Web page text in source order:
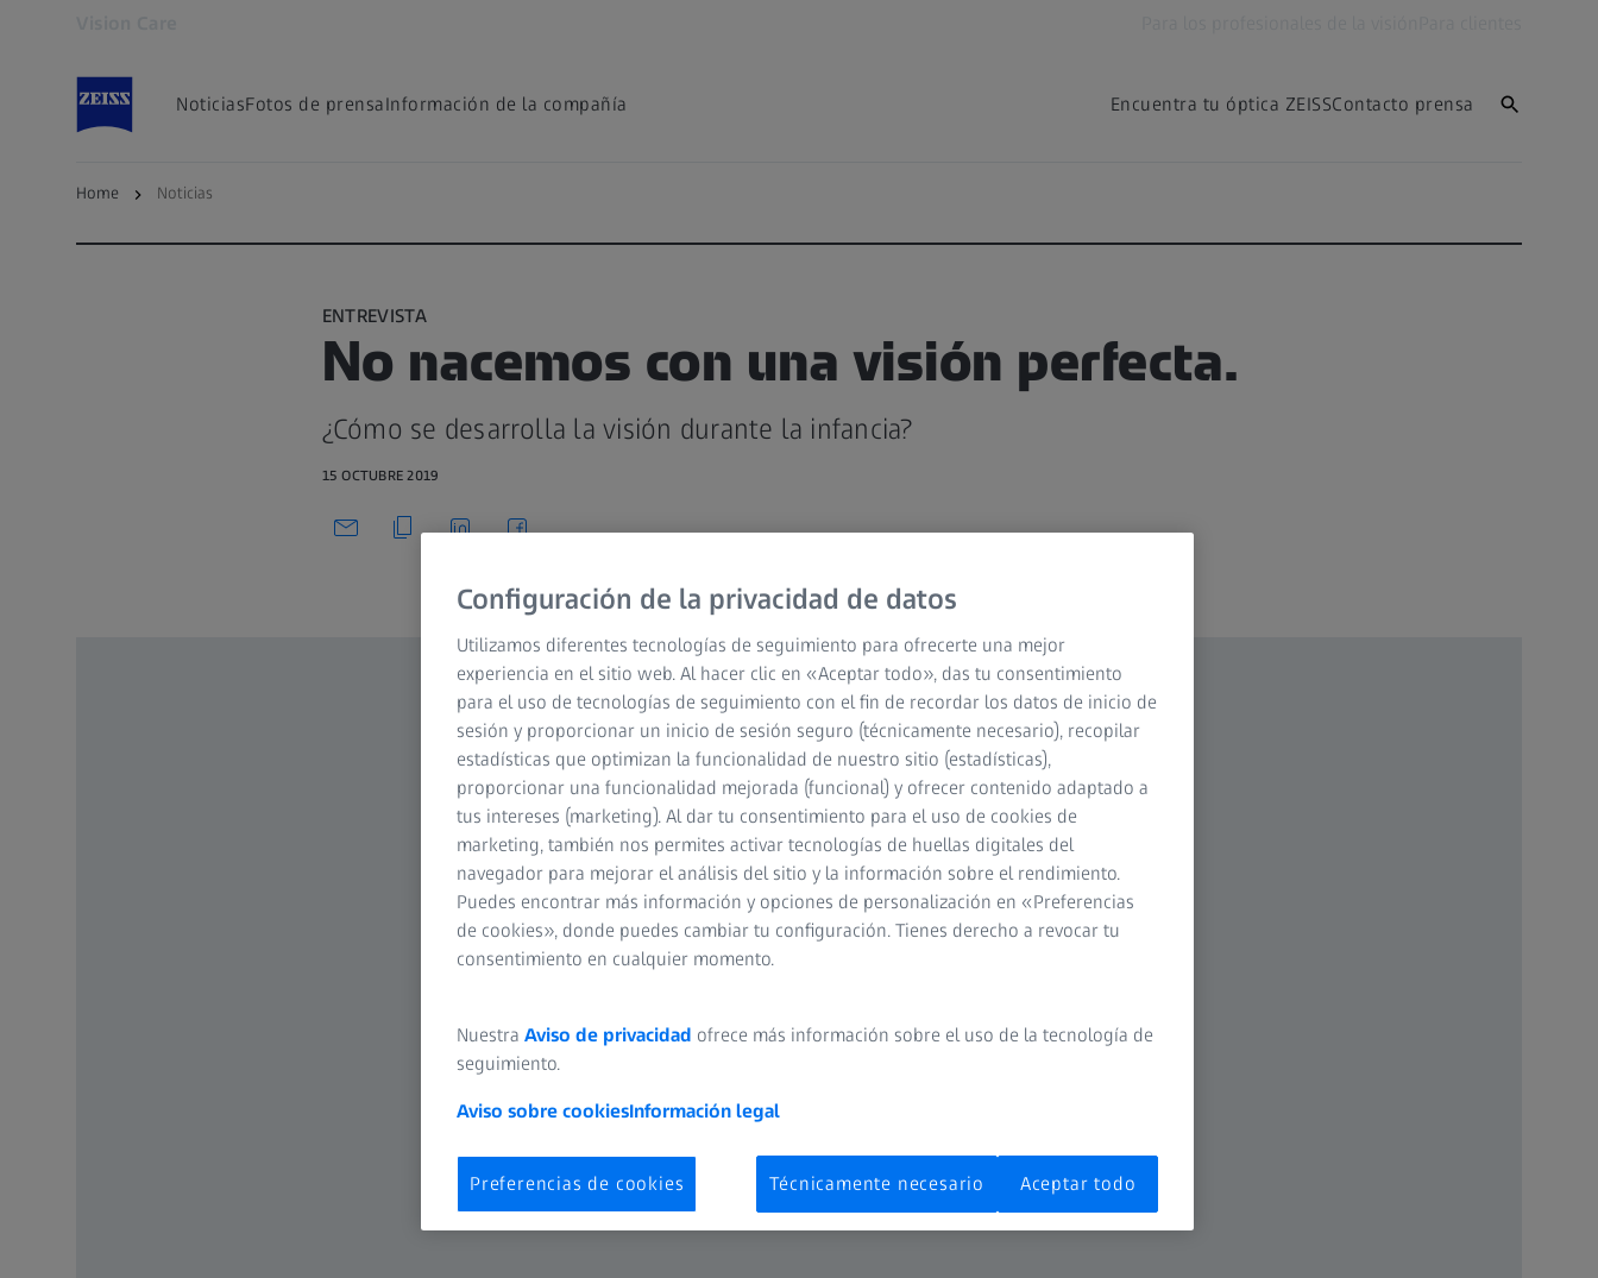
NoticiasFotos de prensaInformación de la compañía Encuentra tu óptica ZEISSContacto prensa
Home Noticias
ENTREVISTA
No nacemos con una visión perfecta.
¿Cómo se desarrolla la visión durante la infancia?
15 OCTUBRE 2019
Configuración de la privacidad de datos
Utilizamos diferentes tecnologías de seguimiento para ofrecerte una mejor
experiencia en el sitio web. Al hacer clic en «Aceptar todo», das tu consentimiento
para el uso de tecnologías de seguimiento con el fin de recordar los datos de inicio de
sesión y proporcionar un inicio de sesión seguro (técnicamente necesario), recopilar
estadísticas que optimizan la funcionalidad de nuestro sitio (estadísticas),
proporcionar una funcionalidad mejorada (funcional) y ofrecer contenido adaptado a
tus intereses (marketing). Al dar tu consentimiento para el uso de cookies de
marketing, también nos permites activar tecnologías de huellas digitales del
navegador para mejorar el análisis del sitio y la información sobre el rendimiento.
Puedes encontrar más información y opciones de personalización en «Preferencias
de cookies», donde puedes cambiar tu configuración. Tienes derecho a revocar tu
consentimiento en cualquier momento.
Nuestra Aviso de privacidad ofrece más información sobre el uso de la tecnología de
seguimiento.
Aviso sobre cookiesInformación legal
Preferencias de cookies Técnicamente necesario Aceptar todo